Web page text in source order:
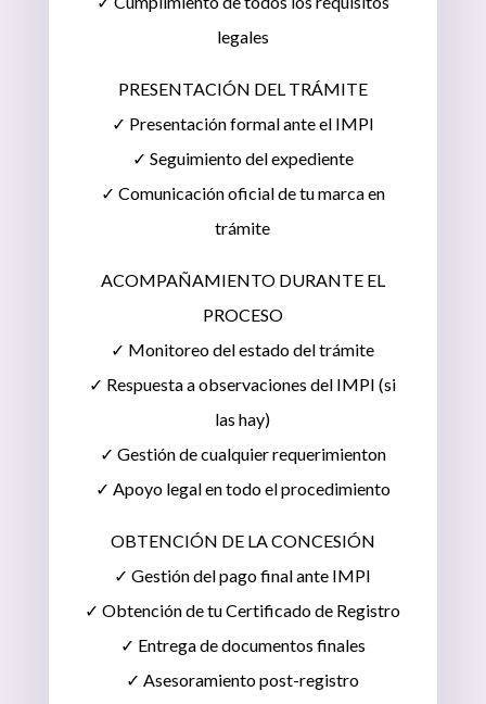
legales
PRESENTACIÓN DEL TRÁMITE
✓ Presentación formal ante el IMPI
✓ Seguimiento del expediente
✓ Comunicación oficial de tu marca en
trámite
ACOMPAÑAMIENTO DURANTE EL
PROCESO
✓ Monitoreo del estado del trámite
✓ Respuesta a observaciones del IMPI (si
las hay)
✓ Gestión de cualquier requerimienton
✓ Apoyo legal en todo el procedimiento
OBTENCIÓN DE LA CONCESIÓN
✓ Gestión del pago final ante IMPI
✓ Obtención de tu Certificado de Registro
✓ Entrega de documentos finales
✓ Asesoramiento post-registro